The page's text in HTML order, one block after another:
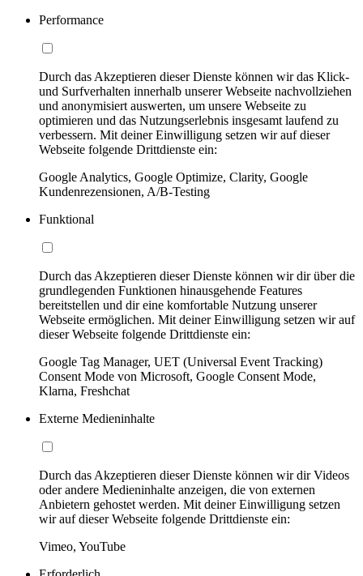
Performance
Durch das Akzeptieren dieser Dienste können wir das Klick-
und Surfverhalten innerhalb unserer Webseite nachvollziehen
und anonymisiert auswerten, um unsere Webseite zu
optimieren und das Nutzungserlebnis insgesamt laufend zu
verbessern. Mit deiner Einwilligung setzen wir auf dieser
Webseite folgende Drittdienste ein:
Google Analytics, Google Optimize, Clarity, Google
Kundenrezensionen, A/B-Testing
Funktional
Durch das Akzeptieren dieser Dienste können wir dir über die
grundlegenden Funktionen hinausgehende Features
bereitstellen und dir eine komfortable Nutzung unserer
Webseite ermöglichen. Mit deiner Einwilligung setzen wir auf
dieser Webseite folgende Drittdienste ein:
Google Tag Manager, UET (Universal Event Tracking)
Consent Mode von Microsoft, Google Consent Mode,
Klarna, Freshchat
Externe Medieninhalte
Durch das Akzeptieren dieser Dienste können wir dir Videos
oder andere Medieninhalte anzeigen, die von externen
Anbietern gehostet werden. Mit deiner Einwilligung setzen
wir auf dieser Webseite folgende Drittdienste ein:
Vimeo, YouTube